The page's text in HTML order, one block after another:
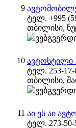
9
ტელ. +995
თბილისი,
10 ავტოსტილი
ტელ. 253-17-
თბილისი,
11 აი ეს აი
ტელ. 273-50-